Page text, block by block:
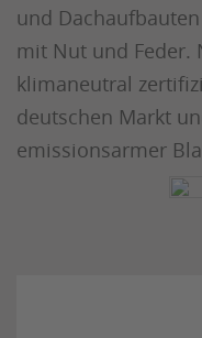
und
mit Nut und Feder.
klimaneutral
deutschen Markt
emissionsarmer